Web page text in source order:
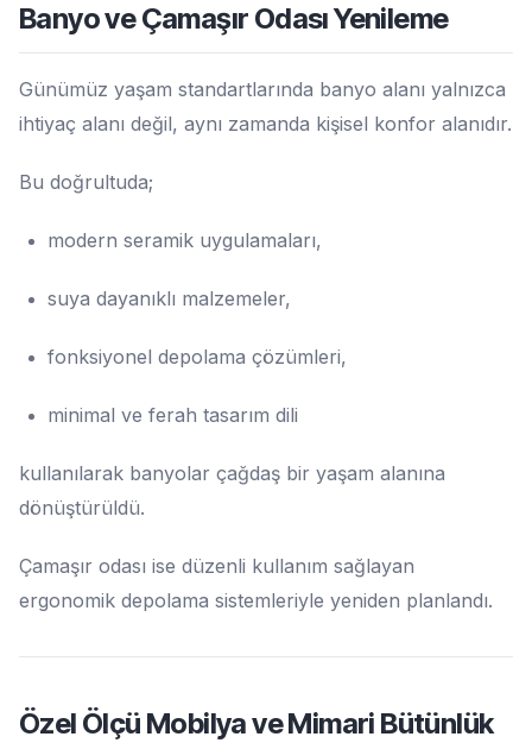
Banyo ve Çamaşır Odası Yenileme
Günümüz yaşam standartlarında banyo alanı yalnızca
ihtiyaç alanı değil, aynı zamanda kişisel konfor alanıdır.
Bu doğrultuda;
modern seramik uygulamaları,
suya dayanıklı malzemeler,
fonksiyonel depolama çözümleri,
minimal ve ferah tasarım dili
kullanılarak banyolar çağdaş bir yaşam alanına
dönüştürüldü.
Çamaşır odası ise düzenli kullanım sağlayan
ergonomik depolama sistemleriyle yeniden planlandı.
Özel Ölçü Mobilya ve Mimari Bütünlük